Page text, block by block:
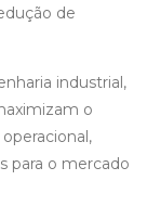
de
industrial,
o
para o mercado